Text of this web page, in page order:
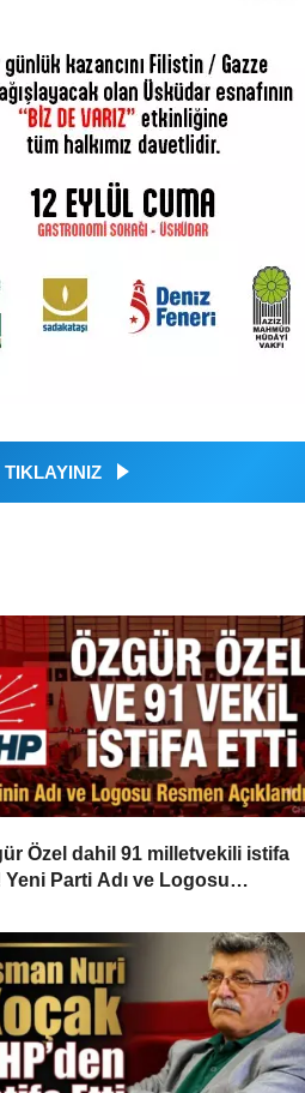
Özel dahil 91 milletvekili istifa
Yeni Parti Adı ve Logosu